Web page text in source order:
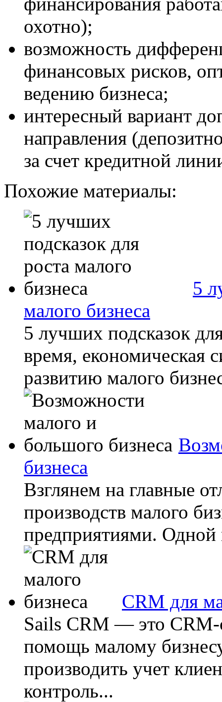
охотно);
возможность
финансовых рисков,
ведению бизнеса;
интересный вариант
направления
за счет кредитной
Похожие материалы:
5
малого бизнеса
5 лучших подсказок
время, економическая
развитию малого
бизнеса
Взглянем на главные
производств малого
предприятиями. Одной
CRM для
Sails CRM — это CRM-
помощь малому
производить учет
контроль...